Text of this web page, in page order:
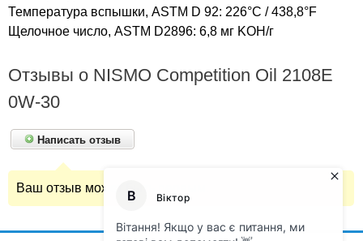
Температура вспышки, ASTM D 92: 226°C / 438,8°F
Щелочное число, ASTM D2896: 6,8 мг KOH/г
Отзывы о NISMO Competition Oil 2108E
0W-30
Написать отзыв
Ваш отзыв может быть первым.